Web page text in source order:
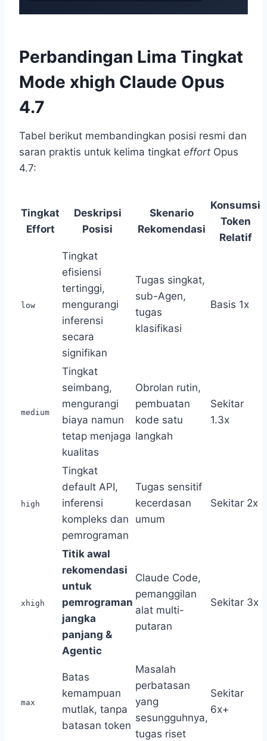
Perbandingan Lima Tingkat
Mode xhigh Claude Opus
4.7
Tabel berikut membandingkan posisi resmi dan
saran praktis untuk kelima tingkat effort Opus
4.7:
Tingkat
Effort
Deskripsi
Posisi
Skenario
Rekomendasi
Konsumsi
Token
Relatif
low
Tingkat
efisiensi
tertinggi,
mengurangi
inferensi
secara
signifikan
Tugas singkat,
sub-Agen,
tugas
klasifikasi
Basis 1x
medium
Tingkat
seimbang,
mengurangi
biaya namun
tetap menjaga
kualitas
Obrolan rutin,
pembuatan
kode satu
langkah
Sekitar
1.3x
high
Tingkat
default API,
inferensi
kompleks dan
pemrograman
Tugas sensitif
kecerdasan
umum
Sekitar 2x
xhigh
Titik awal
rekomendasi
untuk
pemrograman
jangka
panjang &
Agentic
Claude Code,
pemanggilan
alat multi-
putaran
Sekitar 3x
max
Batas
kemampuan
mutlak, tanpa
batasan token
Masalah
perbatasan
yang
sesungguhnya,
tugas riset
Sekitar
6x+